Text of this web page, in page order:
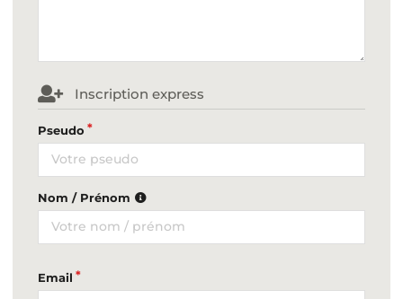
Inscription express
Pseudo
Nom / Prénom
Email